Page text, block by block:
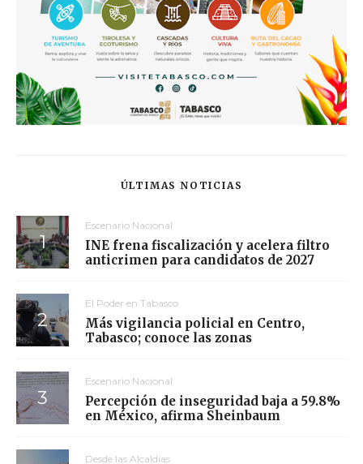
ÚLTIMAS NOTICIAS
Escenario Nacional
INE frena fiscalización y acelera filtro
anticrimen para candidatos de 2027
El Poder en Tabasco
Más vigilancia policial en Centro,
Tabasco; conoce las zonas
Escenario Nacional
Percepción de inseguridad baja a 59.8%
en México, afirma Sheinbaum
Desde las Alcaldías